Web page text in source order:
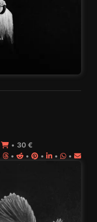
• 30 €
• • • • •